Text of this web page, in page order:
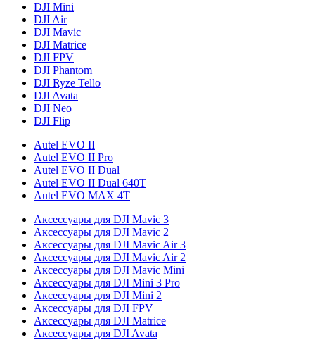
DJI Mini
DJI Air
DJI Mavic
DJI Matrice
DJI FPV
DJI Phantom
DJI Ryze Tello
DJI Avata
DJI Neo
DJI Flip
Autel EVO II
Autel EVO II Pro
Autel EVO II Dual
Autel EVO II Dual 640T
Autel EVO MAX 4T
Аксессуары для DJI Mavic 3
Аксессуары для DJI Mavic 2
Аксессуары для DJI Mavic Air 3
Аксессуары для DJI Mavic Air 2
Аксессуары для DJI Mavic Mini
Аксессуары для DJI Mini 3 Pro
Аксессуары для DJI Mini 2
Аксессуары для DJI FPV
Аксессуары для DJI Matrice
Аксессуары для DJI Avata